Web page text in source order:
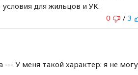
для жильцов и УК.
0
/ 3
--- У меня такой характер: я не могу